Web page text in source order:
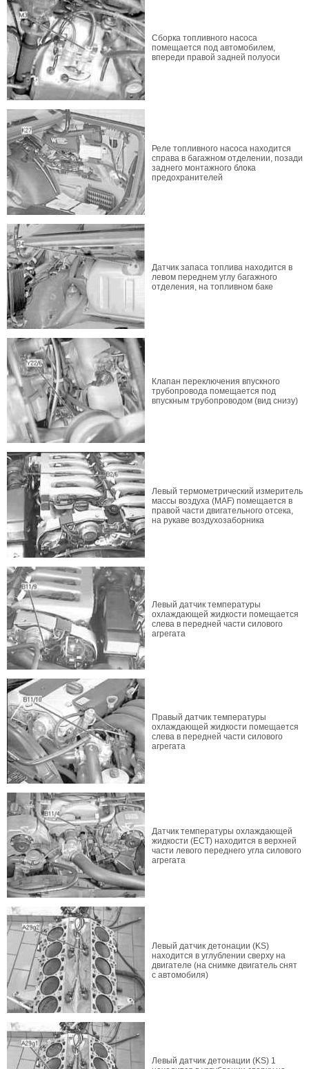
Сборка топливного насоса
помещается под автомобилем,
впереди правой задней полуоси
Реле топливного насоса находится
справа в багажном отделении, позади
заднего монтажного блока
предохранителей
Датчик запаса топлива находится в
левом переднем углу багажного
отделения, на топливном баке
Клапан переключения впускного
трубопровода помещается под
впускным трубопроводом (вид снизу)
Левый термометрический измеритель
массы воздуха (MAF) помещается в
правой части двигательного отсека,
на рукаве воздухозаборника
Левый датчик температуры
охлаждающей жидкости помещается
слева в передней части силового
агрегата
Правый датчик температуры
охлаждающей жидкости помещается
слева в передней части силового
агрегата
Датчик температуры охлаждающей
жидкости (ECT) находится в верхней
части левого переднего угла силового
агрегата
Левый датчик детонации (KS)
находится в углублении сверху на
двигателе (на снимке двигатель снят
с автомобиля)
Левый датчик детонации (KS) 1